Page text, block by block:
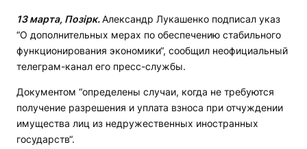
13 марта, Позірк.Александр Лукашенко подписал указ
“О дополнительных мерах по обеспечению стабильного
функционирования экономики“, сообщил неофициальный
телеграм-канал его пресс-службы.
Документом “определены случаи, когда не требуются
получение разрешения и уплата взноса при отчуждении
имущества лиц из недружественных иностранных
государств“.